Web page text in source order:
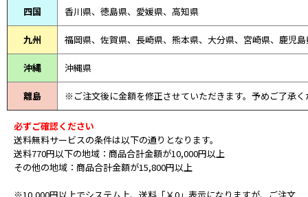
四国 香川県、徳島県、愛媛県、高知県
九州 福岡県、佐賀県、長崎県、熊本県、大分県、宮崎県、鹿児
沖縄 沖縄県
離島 ※ご注文後に金額を修正させていただきます。予めご了承く
必ずご確認ください
送料無料サービスの条件は以下の通りとなります。
送料770円以下の地域：商品合計金額が10,000円以上
その他の地域：商品合計金額が15,800円以上